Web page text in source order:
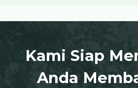
Kami Siap
Anda